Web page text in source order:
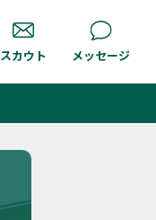
スカウト メッセージ